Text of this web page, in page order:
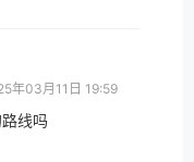
年03月11日 19:59
线吗